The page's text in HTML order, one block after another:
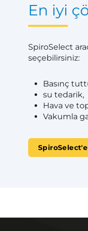
En iyi
SpiroSelect
seçebilirsiniz:
Basınç
su tedarik,
Hava ve
Vakumla